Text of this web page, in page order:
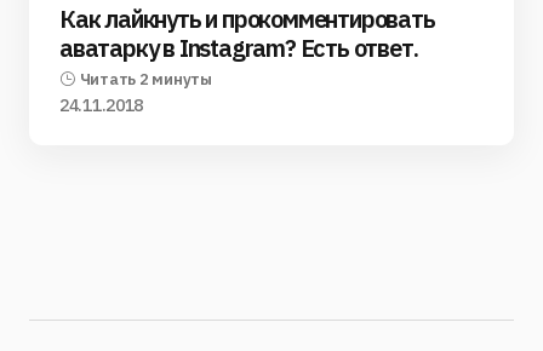
Как лайкнуть и прокомментировать
аватарку в Instagram? Есть ответ.
Читать 2 минуты
24.11.2018